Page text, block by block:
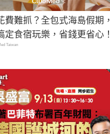
費難抓？全包式海島假期，
定食宿玩樂，省錢更省心！
Taiwan